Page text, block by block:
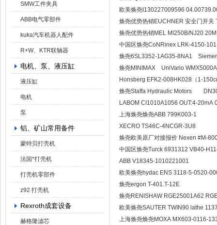
SMW工件夹具
ABB电气零部件
kuka汽车机器人配件
R+W、KTR联轴器
电机、泵、液压缸
液压缸
电机
泵
铝、矿山常用备件
蒙特贝打壳机
法国*打壳机
打壳机零部件
z92 打壳机
Rexroth成套设备
赫格隆滤芯
欧美焕尧I130227009596
焕尧优势热销EUCHNER 安全门开关
焕尧优势热销MEL MI250B/NJ20
中国区焕尧CoNRinex LRK-4150-
焕尧6SL3352-1AG35-8NA1
焕尧MINIMAX
Honsberg EFK2-008HK028（1-
焕尧Staffa Hydraulic Motors
LABOM CI1010A1056 OUT:4-20mA
上海焕尧焕尧ABB 799K003-1
XECRO TS46C-4NCGR-3U8
焕尧欧美原厂对接报价 Nexen #M-
中国区焕尧Turck 6931312 VB40-
ABB V18345-1010221001
欧美焕尧hydac ENS 3118-5-0520-
焕尧ergon T-401.T-12E
焕尧RENISHAW RGE25001A62
欧美焕尧SAUTER TWIN90 lathe
上海焕尧焕尧MOXA MX603-0116-